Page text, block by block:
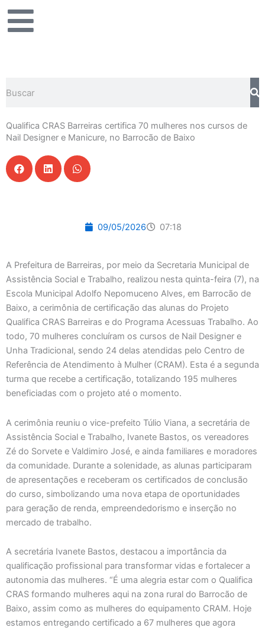
para
Qualifica CRAS Barreiras certifica 70 mulheres nos cursos de
Nail Designer e Manicure, no Barrocão de Baixo
09/05/2026 07:18
A Prefeitura de Barreiras, por meio da Secretaria Municipal de
Assistência Social e Trabalho, realizou nesta quinta-feira (7), na
Escola Municipal Adolfo Nepomuceno Alves, em Barrocão de
Baixo, a cerimônia de certificação das alunas do Projeto
Qualifica CRAS Barreiras e do Programa Acessuas Trabalho. Ao
todo, 70 mulheres concluíram os cursos de Nail Designer e
Unha Tradicional, sendo 24 delas atendidas pelo Centro de
Referência de Atendimento à Mulher (CRAM). Esta é a segunda
turma que recebe a certificação, totalizando 195 mulheres
beneficiadas com o projeto até o momento.
A cerimônia reuniu o vice-prefeito Túlio Viana, a secretária de
Assistência Social e Trabalho, Ivanete Bastos, os vereadores
Zé do Sorvete e Valdimiro José, e ainda familiares e moradores
da comunidade. Durante a solenidade, as alunas participaram
de apresentações e receberam os certificados de conclusão
do curso, simbolizando uma nova etapa de oportunidades
para geração de renda, empreendedorismo e inserção no
mercado de trabalho.
A secretária Ivanete Bastos, destacou a importância da
qualificação profissional para transformar vidas e fortalecer a
autonomia das mulheres. “É uma alegria estar com o Qualifica
CRAS formando mulheres aqui na zona rural do Barrocão de
Baixo, assim como as mulheres do equipamento CRAM. Hoje
estamos entregando certificado a 67 mulheres que agora